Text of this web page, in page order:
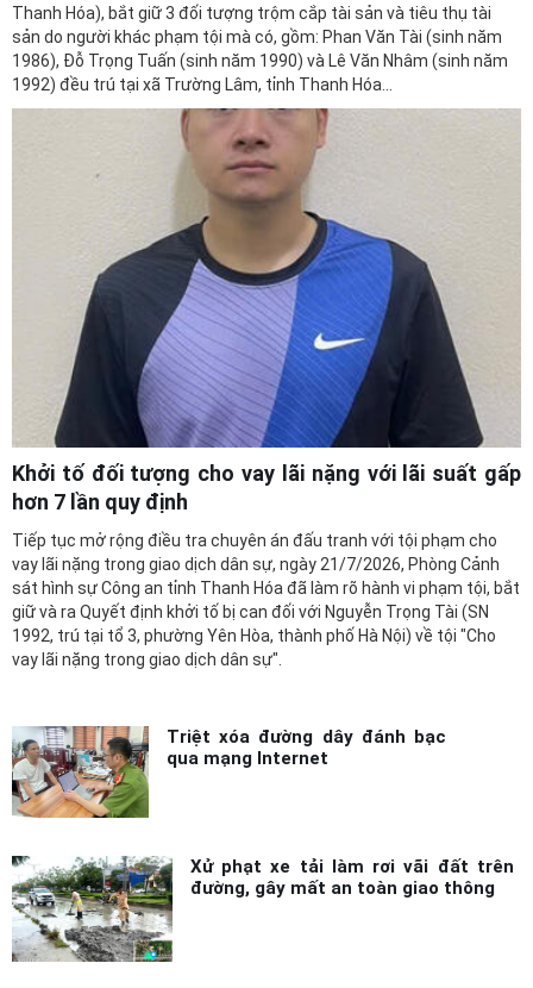
sản do người khác phạm tội mà có, gồm: Phan Văn Tài (sinh năm
1986), Đỗ Trọng Tuấn (sinh năm 1990) và Lê Văn Nhâm (sinh năm
1992) đều trú tại xã Trường Lâm, tỉnh Thanh Hóa...
Khởi tố đối tượng cho vay lãi nặng với lãi suất gấp
hơn 7 lần quy định
Tiếp tục mở rộng điều tra chuyên án đấu tranh với tội phạm cho
vay lãi nặng trong giao dịch dân sự, ngày 21/7/2026, Phòng Cảnh
sát hình sự Công an tỉnh Thanh Hóa đã làm rõ hành vi phạm tội, bắt
giữ và ra Quyết định khởi tố bị can đối với Nguyễn Trọng Tài (SN
1992, trú tại tổ 3, phường Yên Hòa, thành phố Hà Nội) về tội "Cho
vay lãi nặng trong giao dịch dân sự".
qua mạng Internet
đường, gây mất an toàn giao thông